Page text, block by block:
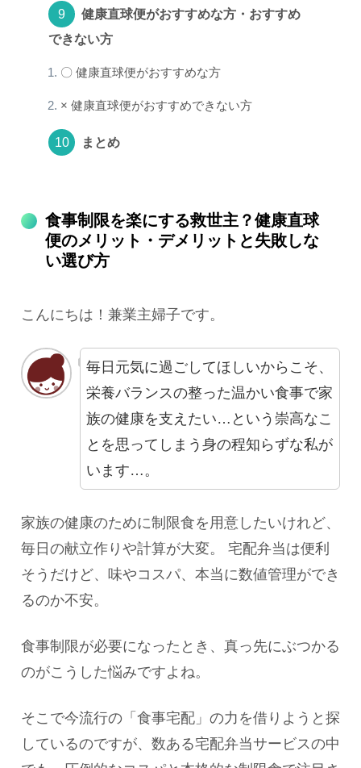
健康直球便がおすすめな方・おすすめ
できない方
〇 健康直球便がおすすめな方
× 健康直球便がおすすめできない方
まとめ
食事制限を楽にする救世主？健康直球
便のメリット・デメリットと失敗しな
い選び方
こんにちは！兼業主婦子です。
毎日元気に過ごしてほしいからこそ、
栄養バランスの整った温かい食事で家
族の健康を支えたい…という崇高なこ
とを思ってしまう身の程知らずな私が
います…。
家族の健康のために制限食を用意したいけれど、
毎日の献立作りや計算が大変。 宅配弁当は便利
そうだけど、味やコスパ、本当に数値管理ができ
るのか不安。
食事制限が必要になったとき、真っ先にぶつかる
のがこうした悩みですよね。
そこで今流行の「食事宅配」の力を借りようと探
しているのですが、数ある宅配弁当サービスの中